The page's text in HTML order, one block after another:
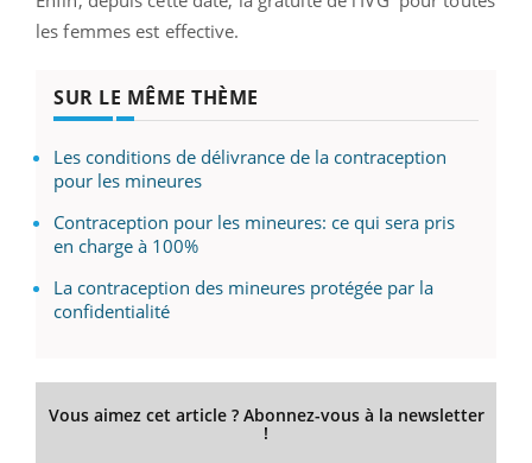
les femmes est effective.
SUR LE MÊME THÈME
Les conditions de délivrance de la contraception
pour les mineures
Contraception pour les mineures: ce qui sera pris
en charge à 100%
La contraception des mineures protégée par la
confidentialité
Vous aimez cet article ? Abonnez-vous à la newsletter
!